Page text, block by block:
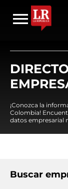
¡Conozca la
Colombia!
datos empresarial
Buscar